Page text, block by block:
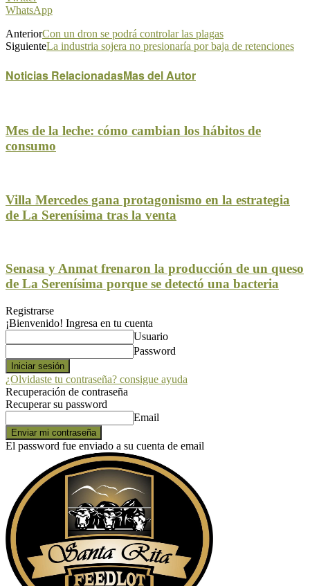
WhatsApp
AnteriorCon un dron se podrá controlar las plagas
SiguienteLa industria sojera no presionaría por baja de retenciones
Noticias RelacionadasMas del Autor
Mes de la leche: cómo cambian los hábitos de
consumo
Villa Mercedes gana protagonismo en la estrategia
de La Serenísima tras la venta
Senasa y Anmat frenaron la producción de un queso
de La Serenísima porque se detectó una bacteria
Registrarse
¡Bienvenido! Ingresa en tu cuenta
Usuario
Password
¿Olvidaste tu contraseña? consigue ayuda
Recuperación de contraseña
Recuperar su password
Email
El password fue enviado a su cuenta de email